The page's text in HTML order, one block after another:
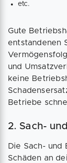
etc.
Gute
entstandenen
und
keine
Betriebe
2. Sach-
Die Sach- und
Schäden an